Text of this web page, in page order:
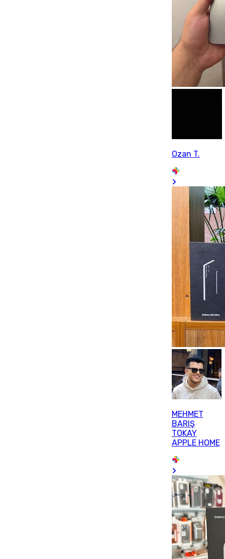
Ozan T.
MEHMET
BARIŞ
TOKAY
APPLE HOME